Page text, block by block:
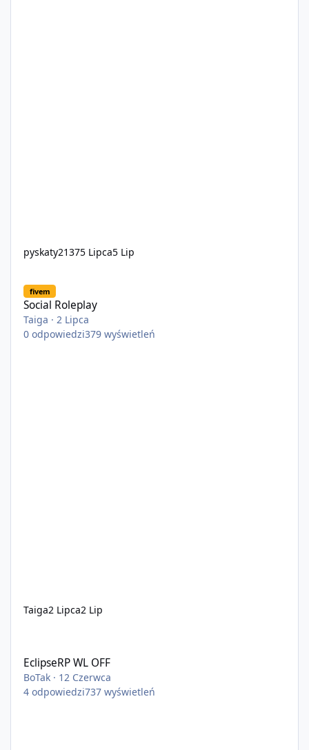
pyskaty21375 Lipca5 Lip
fivem
Social Roleplay
Taiga ·2 Lipca
0 odpowiedzi379 wyświetleń
Taiga2 Lipca2 Lip
EclipseRP WL OFF
BoTak · 12 Czerwca
4 odpowiedzi737 wyświetleń